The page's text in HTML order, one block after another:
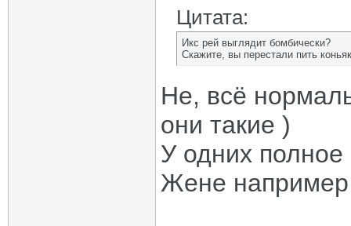
Цитата:
Икс рей выглядит бомбически?
Скажите, вы перестали пить
Не, всё
они такие )
У одних полное
Жене например